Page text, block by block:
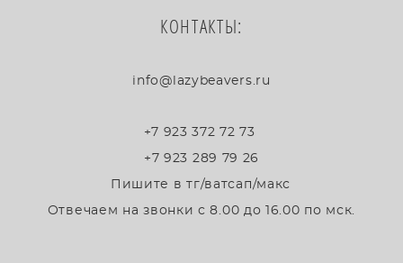
КОНТАКТЫ:
info@lazybeavers.ru
+7 923 372 72 73
+7 923 289 79 26
Пишите в тг/ватсап/макс
Отвечаем на звонки с 8.00 до 16.00 по мск.